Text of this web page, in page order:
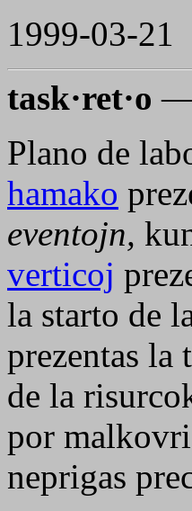
1999-03-21
task·ret·o
Plano de
hamako
eventojn,
verticoj
la starto de
prezentas
de la
por malkovri
neprigas